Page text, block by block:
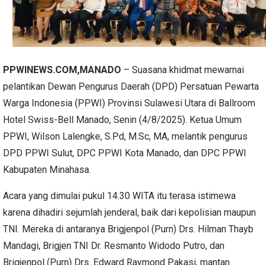
PPWINEWS.COM,MANADO – Suasana khidmat mewarnai
pelantikan Dewan Pengurus Daerah (DPD) Persatuan Pewarta
Warga Indonesia (PPWI) Provinsi Sulawesi Utara di Ballroom
Hotel Swiss-Bell Manado, Senin (4/8/2025). Ketua Umum
PPWI, Wilson Lalengke, S.Pd, M.Sc, MA, melantik pengurus
DPD PPWI Sulut, DPC PPWI Kota Manado, dan DPC PPWI
Kabupaten Minahasa.
Acara yang dimulai pukul 14.30 WITA itu terasa istimewa
karena dihadiri sejumlah jenderal, baik dari kepolisian maupun
TNI. Mereka di antaranya Brigjenpol (Purn) Drs. Hilman Thayb
Mandagi, Brigjen TNI Dr. Resmanto Widodo Putro, dan
Brigjenpol (Purn) Drs. Edward Raymond Pakasi, mantan